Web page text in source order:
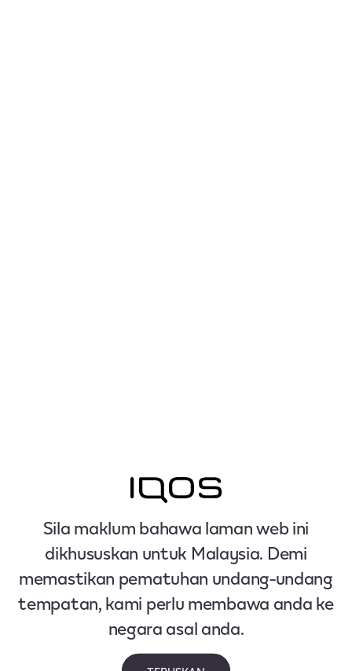
Sila maklum bahawa laman web ini
dikhususkan untuk Malaysia. Demi
memastikan pematuhan undang-undang
tempatan, kami perlu membawa anda ke
negara asal anda.